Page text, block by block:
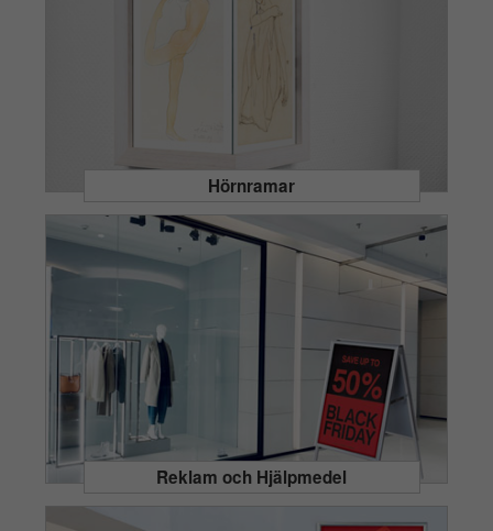
Hörnramar
Reklam och Hjälpmedel